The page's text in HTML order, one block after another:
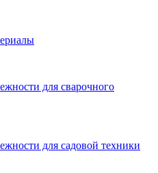
для сварочного
для садовой техники